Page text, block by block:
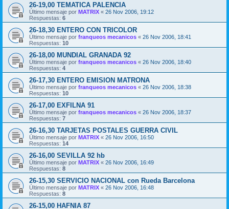
26-19,00 TEMATICA PALENCIA
Último mensaje por MATRIX « 26 Nov 2006, 19:12
Respuestas: 6
26-18,30 ENTERO CON TRICOLOR
Último mensaje por franqueos mecanicos « 26 Nov 2006, 18:41
Respuestas: 10
26-18,00 MUNDIAL GRANADA 92
Último mensaje por franqueos mecanicos « 26 Nov 2006, 18:40
Respuestas: 4
26-17,30 ENTERO EMISION MATRONA
Último mensaje por franqueos mecanicos « 26 Nov 2006, 18:38
Respuestas: 10
26-17,00 EXFILNA 91
Último mensaje por franqueos mecanicos « 26 Nov 2006, 18:37
Respuestas: 7
26-16,30 TARJETAS POSTALES GUERRA CIVIL
Último mensaje por MATRIX « 26 Nov 2006, 16:50
Respuestas: 14
26-16,00 SEVILLA 92 hb
Último mensaje por MATRIX « 26 Nov 2006, 16:49
Respuestas: 8
26-15,30 SERVICIO NACIONAL con Rueda Barcelona
Último mensaje por MATRIX « 26 Nov 2006, 16:48
Respuestas: 8
26-15,00 HAFNIA 87